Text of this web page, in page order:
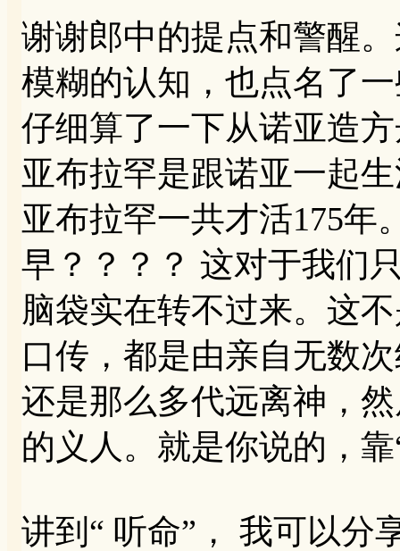
谢谢郎中的提点和警醒
模糊的认知，也点名了
仔细算了一下从诺亚造
亚布拉罕是跟诺亚一起
亚布拉罕一共才活175年
早？？？？ 这对于我们
脑袋实在转不过来。这
口传，都是由亲自无数
还是那么多代远离神，
的义人。就是你说的，
讲到“ 听命”， 我可以分